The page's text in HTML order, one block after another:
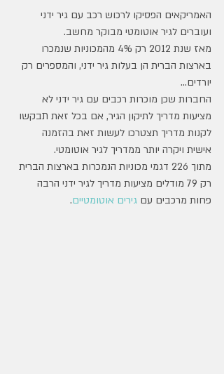
האמריקאים הפסיקו לרכוש רכב עם גיר ידני
ועוברים לגיר אוטומטי מבוקר מחשב.
מאז שנת 2012 רק 4% מהמכוניות שנמכרו
בארצות הברית הן בעלות גיר ידני, והמספרים רק
יורדים...
החברות שכן מוכרות רכבים עם גיר ידני לא
מציעות מדריך לתיקון הגיר, אם בכל זאת תבקשו
לקנות מדריך תצטרכו לעשות זאת בהזמנה
אישית ויקרה יותר ממדריך לגיר אוטומטי.
מתוך 226 דגמי מכוניות הנמכרות בארצות הברית
רק 79 מודלים מציעות מדריך לגיר ידני הרבה
פחות מרכבים עם גירים אוטומטיים.